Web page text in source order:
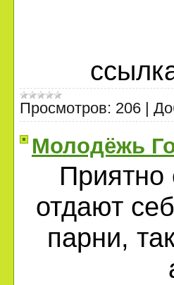
Просмотров: 206 |
Молодёжь
Приятно
отдают
парни,